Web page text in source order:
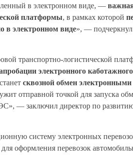
в электронном виде, —
платформы, в рамках которой
в электронном виде», — подчеркнул
транспортно-логистической
электронного
сквозной обмен
отправной точкой для запуска
заключил директор по развитию
систему электронных
оформления перевозок